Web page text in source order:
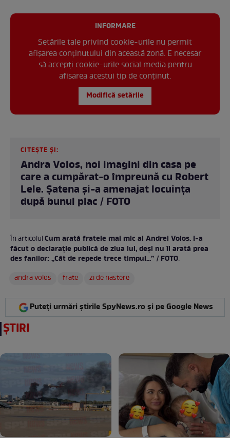
INFORMARE
Setările tale privind cookie-urile nu permit
afișarea conținutului din această zonă. E necesar
să accepți cookie-urile social media pentru
afisarea acestui tip de conținut.
Modifică setările
CITEȘTE ȘI:
Andra Volos, noi imagini din casa pe
care a cumpărat-o împreună cu Robert
Lele. Șatena și-a amenajat locuința
după bunul plac / FOTO
În articolulCum arată fratele mai mic al Andrei Volos. I-a
făcut o declarație publică de ziua lui, deși nu îl arată prea
des fanilor: „Cât de repede trece timpul...” / FOTO:
andra volos
frate zi de nastere
Puteți urmări știrile SpyNews.ro și pe Google News
ȘTIRI